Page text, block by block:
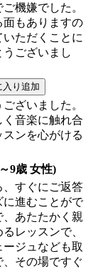
機嫌でした。
面もありますの
ただくことに
ございまし
ざいました。
音楽に触れ合
ンを心がける
9歳 女性)
、すぐにご返答
に進むことがで
あたたかく親
レッスンで、
ジュなども取
その場ですぐ